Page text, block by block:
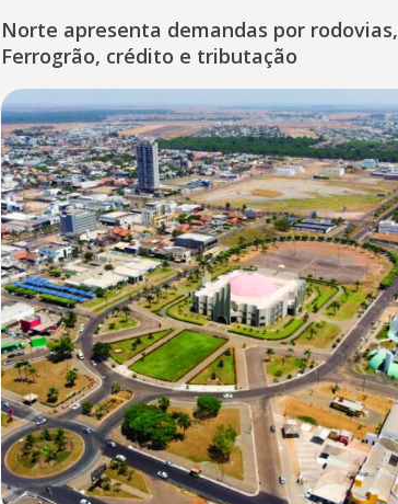
Norte apresenta demandas por rodovias,
Ferrogrão, crédito e tributação